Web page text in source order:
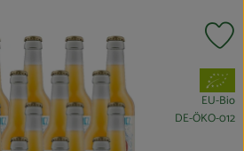
, Verband:
EU-Bio
, Kontrollstelle:
DE-ÖKO-012